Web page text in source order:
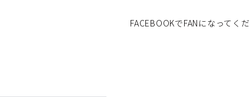
FACEBOOKでFANになってく